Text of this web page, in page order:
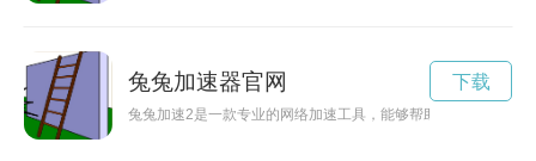
兔兔加速器官网
兔兔加速2是一款专业的网络加速工具，能够帮助用户快速提升
下载